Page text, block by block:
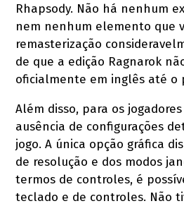
Rhapsody. Não há nenhum
nem nenhum elemento que
remasterização
de que a edição Ragnarok
oficialmente em inglês até o
Além disso, para os
ausência de configurações
jogo. A única opção gráfica
de resolução e dos modos
termos de controles, é
teclado e de controles. Não